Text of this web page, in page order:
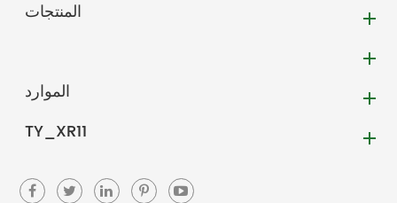
المنتجات
الموارد
TY_XR11